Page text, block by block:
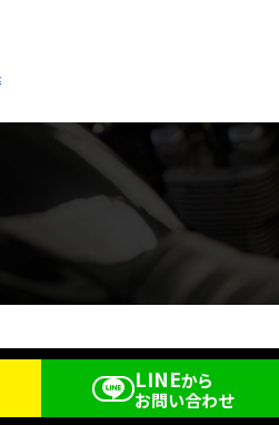
LINEから
お問い合わせ
Co.,Ltd. All Rights Reserved.